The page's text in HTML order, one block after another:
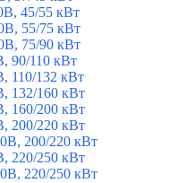
45/55 кВт
55/75 кВт
75/90 кВт
90/110 кВт
110/132 кВт
132/160 кВт
160/200 кВт
200/220 кВт
200/220 кВт
220/250 кВт
220/250 кВт